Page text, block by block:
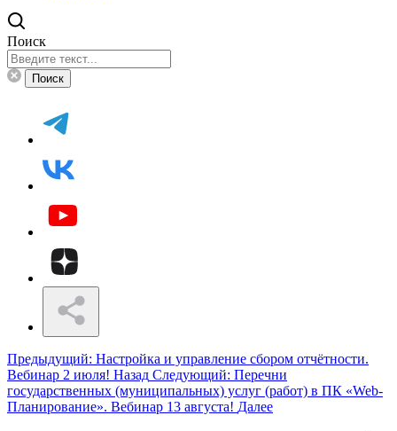
Поиск
Поиск
Предыдущий: Настройка и управление сбором отчётности.
Вебинар 2 июля! Назад Следующий: Перечни
государственных (муниципальных) услуг (работ) в ПК «Web-
Планирование». Вебинар 13 августа! Далее